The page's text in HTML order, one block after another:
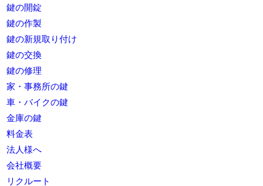
鍵の開錠
鍵の作製
鍵の新規取り付け
鍵の交換
鍵の修理
家・事務所の鍵
車・バイクの鍵
金庫の鍵
料金表
法人様へ
会社概要
リクルート